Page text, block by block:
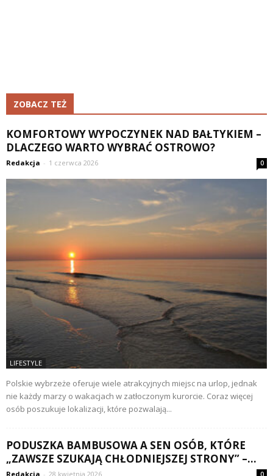
ZOBACZ TEŻ
KOMFORTOWY WYPOCZYNEK NAD BAŁTYKIEM –
DLACZEGO WARTO WYBRAĆ OSTROWO?
Redakcja - 1 czerwca 2026 0
LIFESTYLE
Polskie wybrzeże oferuje wiele atrakcyjnych miejsc na urlop, jednak
nie każdy marzy o wakacjach w zatłoczonym kurorcie. Coraz więcej
osób poszukuje lokalizacji, które pozwalają...
PODUSZKA BAMBUSOWA A SEN OSÓB, KTÓRE
„ZAWSZE SZUKAJĄ CHŁODNIEJSZEJ STRONY” –...
Redakcja - 28 kwietnia 2026 0